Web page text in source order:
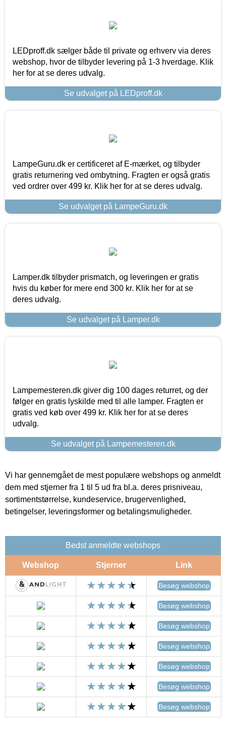
LEDproff.dk sælger både til private og erhverv via deres
webshop, hvor de tilbyder levering på 1-3 hverdage. Klik
her for at se deres udvalg.
Se udvalget på LEDproff.dk
LampeGuru.dk er certificeret af E-mærket, og tilbyder
gratis returnering ved ombytning. Fragten er også gratis
ved ordrer over 499 kr. Klik her for at se deres udvalg.
Se udvalget på LampeGuru.dk
Lamper.dk tilbyder prismatch, og leveringen er gratis
hvis du køber for mere end 300 kr. Klik her for at se
deres udvalg.
Se udvalget på Lamper.dk
Lampemesteren.dk giver dig 100 dages returret, og der
følger en gratis lyskilde med til alle lamper. Fragten er
gratis ved køb over 499 kr. Klik her for at se deres
udvalg.
Se udvalget på Lampemesteren.dk
Vi har gennemgået de mest populære webshops og anmeldt
dem med stjerner fra 1 til 5 ud fra bl.a. deres prisniveau,
sortimentstørrelse, kundeservice, brugervenlighed,
betingelser, leveringsformer og betalingsmuligheder.
Bedst anmeldte webshops
Webshop Stjerner Link
Besøg webshop
Besøg webshop
Besøg webshop
Besøg webshop
Besøg webshop
Besøg webshop
Besøg webshop